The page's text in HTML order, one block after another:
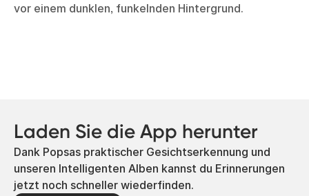
vor einem dunklen, funkelnden Hintergrund.
Laden Sie die App herunter
Dank Popsas praktischer Gesichtserkennung und
unseren Intelligenten Alben kannst du Erinnerungen
jetzt noch schneller wiederfinden.